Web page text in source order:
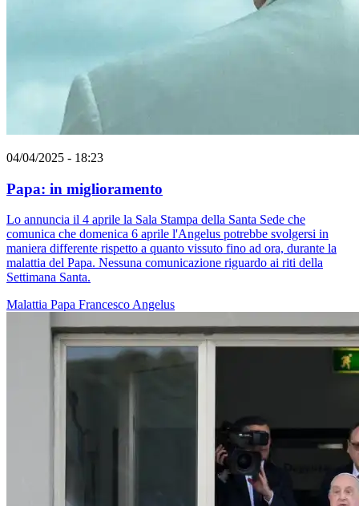
04/04/2025 - 18:23
Papa: in miglioramento
Lo annuncia il 4 aprile la Sala Stampa della Santa Sede che
comunica che domenica 6 aprile l'Angelus potrebbe svolgersi in
maniera differente rispetto a quanto vissuto fino ad ora, durante la
malattia del Papa. Nessuna comunicazione riguardo ai riti della
Settimana Santa.
Malattia Papa Francesco Angelus